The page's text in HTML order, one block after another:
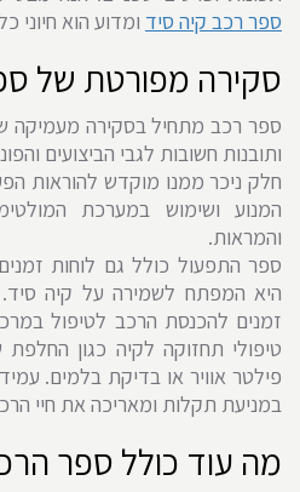
ספר רכב קיה סיד ומדוע הוא חיוני
סקירה מפורטת של
ספר רכב מתחיל בסקירה מעמיקה
ותובנות חשובות לגבי הביצועים
חלק ניכר ממנו מוקדש להוראות
המנוע ושימוש במערכת
והמראות.
ספר התפעול כולל גם לוחות
היא המפתח לשמירה על קיה
זמנים להכנסת הרכב לטיפול
טיפולי תחזוקה לקיה כגון
פילטר אוויר או בדיקת בלמים.
במניעת תקלות ומאריכה את חיי
מה עוד כולל ספר